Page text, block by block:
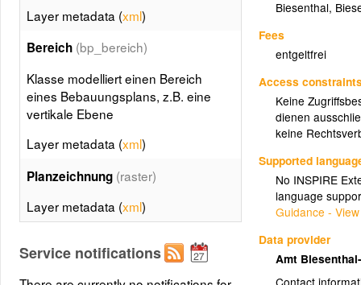
Biesenthal,
Fees
entgeltfrei
Access
Keine
dienen
keine
Supported
No INSPIRE
language
Guidance -
Data provider
Amt
Layer metadata (xml)
Bereich (bp_bereich)
Klasse modelliert einen Bereich
eines Bebauungsplans, z.B. eine
vertikale Ebene
Layer metadata (xml)
Planzeichnung (raster)
Layer metadata (xml)
Service notifications